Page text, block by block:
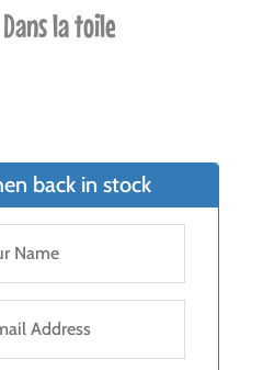
la toile
back in stock